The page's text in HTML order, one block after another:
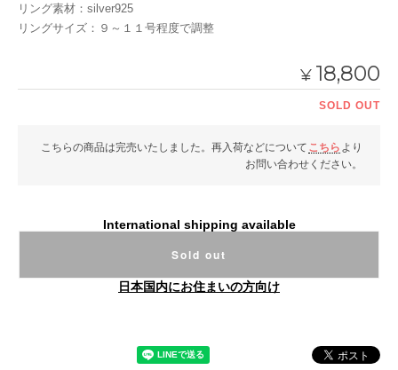
リング素材：silver925
リングサイズ：９～１１号程度で調整
¥ 18,800
SOLD OUT
こちらの商品は完売いたしました。再入荷などについて こちら より
お問い合わせください。
International shipping available
Sold out
日本国内にお住まいの方向け